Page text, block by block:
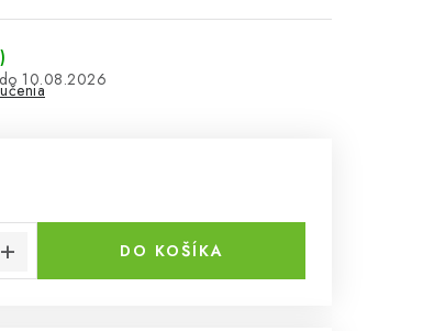
10.08.2026
DO KOŠÍKA